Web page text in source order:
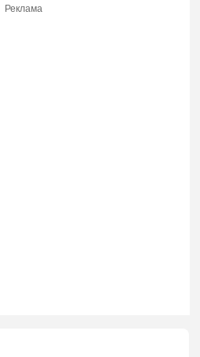
Реклама